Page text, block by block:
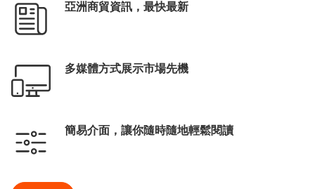
亞洲商貿資訊，最快最新
多媒體方式展示市場先機
簡易介面，讓你隨時隨地輕鬆閱讀